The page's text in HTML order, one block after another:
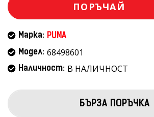
ПОРЪЧАЙ
Марка: PUMA
Модел: 68498601
Наличност: В НАЛИЧНОСТ
БЪРЗА ПОРЪЧКА